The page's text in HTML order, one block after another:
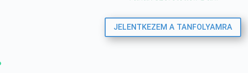
JELENTKEZEM A TANFOLYAMRA